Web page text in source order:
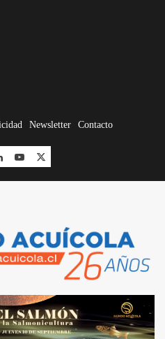
Newsletter Contacto